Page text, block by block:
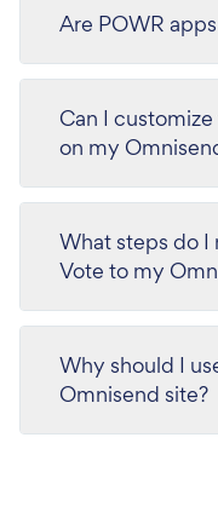
Are POWR
Can I
on my
What steps do
Vote to my
Why should I
Omnisend site?